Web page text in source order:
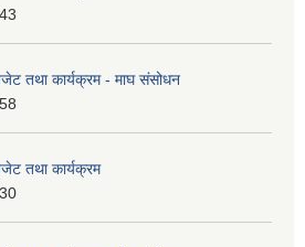
तथा कार्यक्रम - माघ संसोधन
तथा कार्यक्रम